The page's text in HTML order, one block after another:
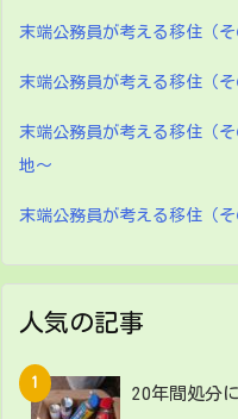
末端公務員が考える移住（
末端公務員が考える移住（
末端公務員が考える移住（
地～
末端公務員が考える移住（
人気の記事
20年間処分